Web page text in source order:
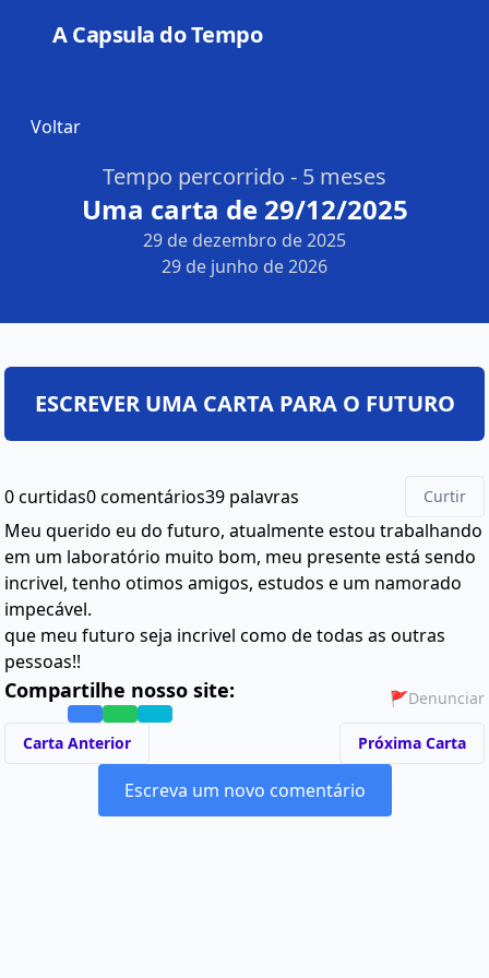
A Capsula do Tempo
Voltar
Tempo percorrido - 5 meses
Uma carta de 29/12/2025
29 de dezembro de 2025
29 de junho de 2026
0 curtidas0 comentários39 palavras Curtir
Meu querido eu do futuro, atualmente estou trabalhando
em um laboratório muito bom, meu presente está sendo
incrivel, tenho otimos amigos, estudos e um namorado
impecável.
que meu futuro seja incrivel como de todas as outras
pessoas!!
Compartilhe nosso site: 🚩Denunciar
Carta Anterior Próxima Carta
Escreva um novo comentário
ESCREVER UMA CARTA PARA O FUTURO